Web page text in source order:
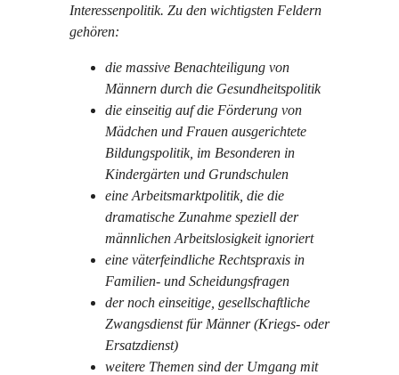
Interessenpolitik. Zu den wichtigsten Feldern
gehören:
die massive Benachteiligung von
Männern durch die Gesundheitspolitik
die einseitig auf die Förderung von
Mädchen und Frauen ausgerichtete
Bildungspolitik, im Besonderen in
Kindergärten und Grundschulen
eine Arbeitsmarktpolitik, die die
dramatische Zunahme speziell der
männlichen Arbeitslosigkeit ignoriert
eine väterfeindliche Rechtspraxis in
Familien- und Scheidungsfragen
der noch einseitige, gesellschaftliche
Zwangsdienst für Männer (Kriegs- oder
Ersatzdienst)
weitere Themen sind der Umgang mit